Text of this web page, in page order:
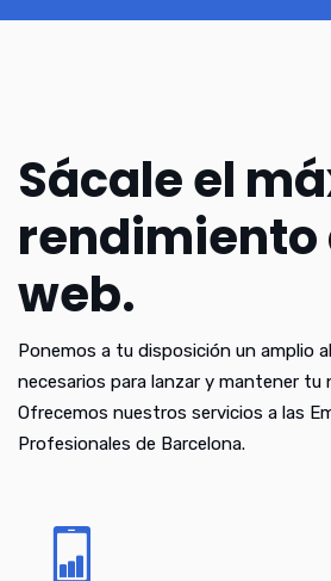
Sácale el
rendimiento
web.
Ponemos a tu disposición un amplio
necesarios para lanzar y mantener
Ofrecemos nuestros servicios a las
Profesionales de Barcelona.